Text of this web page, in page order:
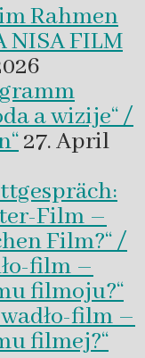
Rahmen
NISA FILM
a wizije“ /
27. April
Film –
Film?“ /
film –
filmoju?“
film –
filmej?“